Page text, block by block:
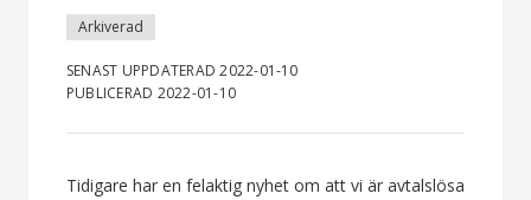
Arkiverad
SENAST UPPDATERAD 2022-01-10
PUBLICERAD 2022-01-10
Tidigare har en felaktig nyhet om att vi är avtalslösa